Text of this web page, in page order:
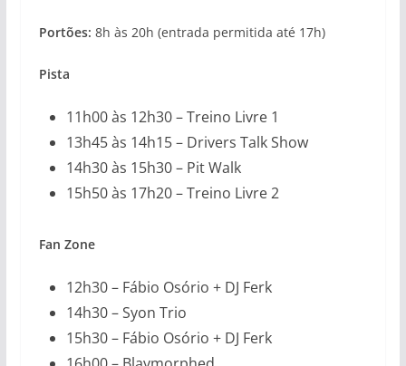
Portões: 8h às 20h (entrada permitida até 17h)
Pista
11h00 às 12h30 – Treino Livre 1
13h45 às 14h15 – Drivers Talk Show
14h30 às 15h30 – Pit Walk
15h50 às 17h20 – Treino Livre 2
Fan Zone
12h30 – Fábio Osório + DJ Ferk
14h30 – Syon Trio
15h30 – Fábio Osório + DJ Ferk